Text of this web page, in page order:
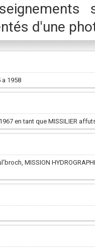
d'une
1958
en tant que MISSILIER
MISSION